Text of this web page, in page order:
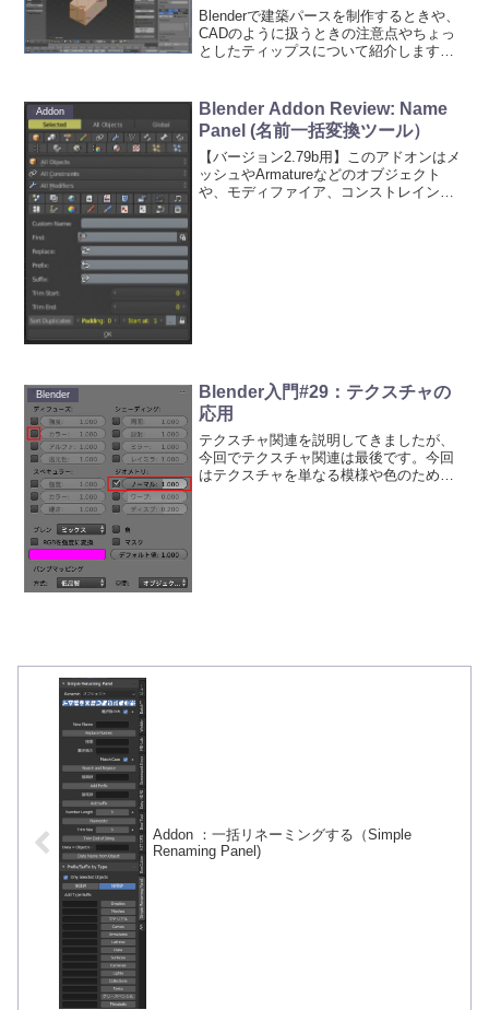
Blenderで建築パースを制作するときや、
CADのように扱うときの注意点やちょっ
としたティップスについて紹介します。
もしてくれる（例：cm,mmなど）。・数
値...
Addon
Blender Addon Review: Name
Panel (名前一括変換ツール）
【バージョン2.79b用】このアドオンはメ
ッシュやArmatureなどのオブジェクト
や、モディファイア、コンストレイント
Blender
Blender入門#29：テクスチャの
応用
テクスチャ関連を説明してきましたが、
今回でテクスチャ関連は最後です。今回
はテクスチャを単なる模様や色のために
Addon ：一括リネーミングする（Simple
Renaming Panel)